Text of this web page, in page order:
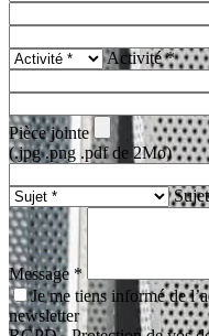
Activité *
Pièce jointe
(.jpg .png .pdf de 2Mo)
Message *
Je me tiens informé de
newsletter